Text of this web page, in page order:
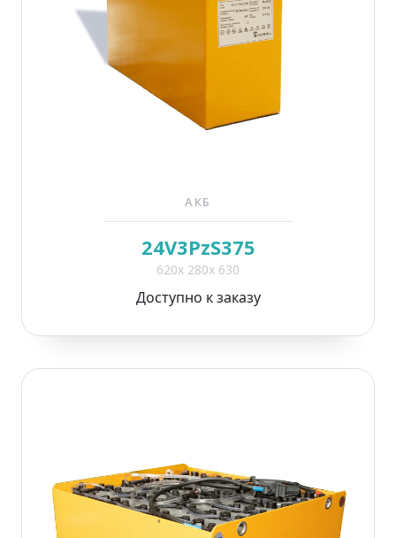
АКБ
24V3PzS375
620x 280x 630
Доступно к заказу